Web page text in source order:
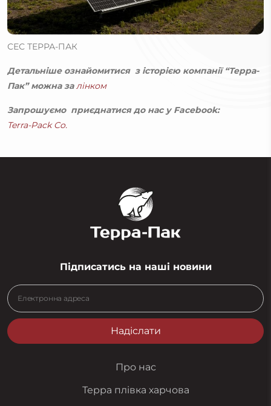
СЕС ТЕРРА-ПАК
Детальніше ознайомитися з історією компанії “Терра-
Пак” можна залінком
Запрошуємо приєднатися до нас у Facebook:
Terra-Pack Co.
Підписатись на наші новини
Надіслати
Про нас
Терра плівка харчова